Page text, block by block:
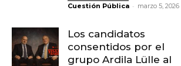
Cuestión Pública - marzo 5, 2026
Los candidatos
consentidos por el
grupo Ardila Lülle al